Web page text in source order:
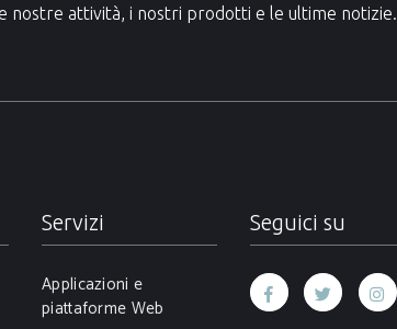
nostre attività, i nostri prodotti e le ultime notizie.
Servizi
Applicazioni e
piattaforme Web
Seguici su